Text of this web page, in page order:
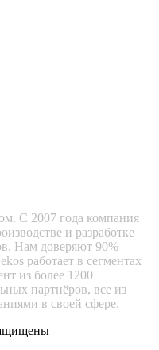
С 2007 года компания
и разработке
Нам доверяют 90%
работает в сегментах
из более 1200
партнёров, все из
в своей сфере.